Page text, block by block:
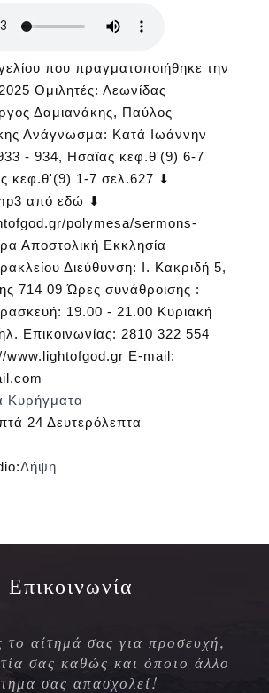
που πραγματοποιήθηκε την
Ομιλητές: Λεωνίδας
Δαμιανάκης, Παύλος
Ανάγνωσμα: Κατά Ιωάννην
- 934, Ησαϊας κεφ.θ'(9) 6-7
κεφ.θ'(9) 1-7 σελ.627 ⬇
από εδώ ⬇
polymesa/sermons-
Αποστολική Εκκλησία
Διεύθυνση: Ι. Κακριδή 5,
714 09 Ώρες συνάθροισης :
19.00 - 21.00 Κυριακή
Επικοινωνίας: 2810 322 554
www.lightofgod.gr E-mail:
Κυρήγματα
24 Δευτερόλεπτα
Λήψη
Επικοινωνία
το αίτημά σας για προσευχή,
σας καθώς και όποιο άλλο
σας απασχολεί!